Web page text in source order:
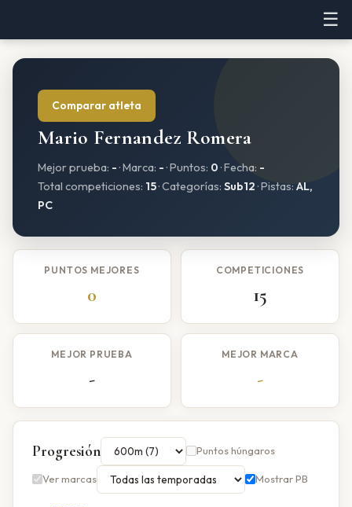
☰
Comparar atleta
Mario Fernandez Romera
Mejor prueba: - · Marca: - · Puntos: 0 · Fecha: -
Total competiciones: 15· Categorías: Sub12 · Pistas: AL,
PC
PUNTOS MEJORES
0
COMPETICIONES
15
MEJOR PRUEBA
-
MEJOR MARCA
-
Progresión Puntos húngaros
Ver marcas Mostrar PB